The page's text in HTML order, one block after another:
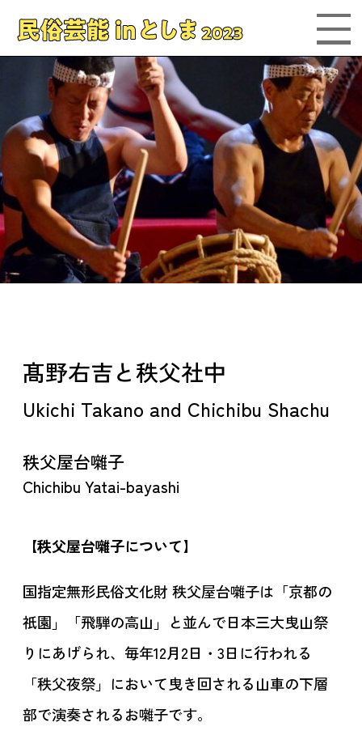
髙野右吉と秩父社中
Ukichi Takano and Chichibu Shachu
秩父屋台囃子
Chichibu Yatai-bayashi
【秩父屋台囃子について】
国指定無形民俗文化財 秩父屋台囃子は「京都の
祇園」「飛騨の高山」と並んで日本三大曳山祭
りにあげられ、毎年12月2日・3日に行われる
「秩父夜祭」において曳き回される山車の下層
部で演奏されるお囃子です。